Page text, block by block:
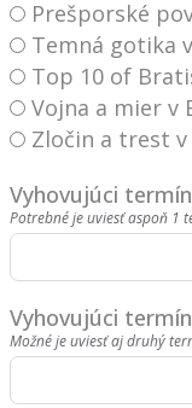
Prešporské
Temná gotika
Top 10 of
Vojna a mier v
Zločin a trest
Vyhovujúci
Potrebné je uviesť aspoň 1
Vyhovujúci
Možné je uviesť aj druhý